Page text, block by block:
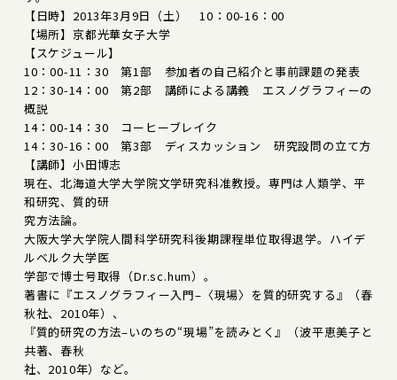
【日時】2013年3月9日（土） 10：00-16：00
【場所】京都光華女子大学
【スケジュール】
10：00-11：30 第1部 参加者の自己紹介と事前課題の発表
12：30-14：00 第2部 講師による講義 エスノグラフィーの
概説
14：00-14：30 コーヒーブレイク
14：30-16：00 第3部 ディスカッション 研究設問の立て方
【講師】小田博志
現在、北海道大学大学院文学研究科准教授。専門は人類学、平
和研究、質的研
究方法論。
大阪大学大学院人間科学研究科後期課程単位取得退学。ハイデ
ルベルク大学医
学部で博士号取得（Dr.sc.hum）。
著書に『エスノグラフィー入門–〈現場〉を質的研究する』（春
秋社、2010年）、
『質的研究の方法–いのちの“現場”を読みとく』（波平恵美子と
共著、春秋
社、2010年）など。